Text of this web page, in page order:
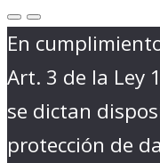
En
Art. 3 de la Ley
se dictan
protección de